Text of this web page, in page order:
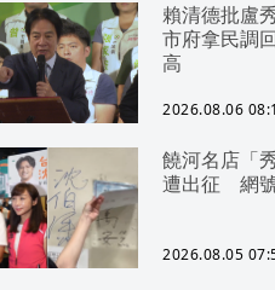
賴清德批盧
市府拿民調
高
2026.08.06
饒河名店「
遭出征 網
2026.08.05